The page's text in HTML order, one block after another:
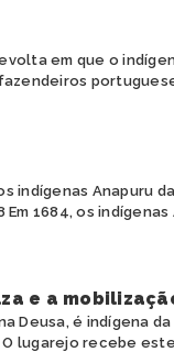
em que o
indígenas Anapuru
1684, os
e a
Deusa, é indígena
lugarejo recebe